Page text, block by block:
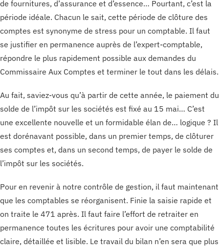
de fournitures, d’assurance et d’essence… Pourtant, c’est la
période idéale. Chacun le sait, cette période de clôture des
comptes est synonyme de stress pour un comptable. Il faut
se justifier en permanence auprès de l’expert-comptable,
répondre le plus rapidement possible aux demandes du
Commissaire Aux Comptes et terminer le tout dans les délais.
Au fait, saviez-vous qu’à partir de cette année, le paiement du
solde de l’impôt sur les sociétés est fixé au 15 mai… C’est
une excellente nouvelle et un formidable élan de… logique ? Il
est dorénavant possible, dans un premier temps, de clôturer
ses comptes et, dans un second temps, de payer le solde de
l’impôt sur les sociétés.
Pour en revenir à notre contrôle de gestion, il faut maintenant
que les comptables se réorganisent. Finie la saisie rapide et
on traite le 471 après. Il faut faire l’effort de retraiter en
permanence toutes les écritures pour avoir une comptabilité
claire, détaillée et lisible. Le travail du bilan n’en sera que plus